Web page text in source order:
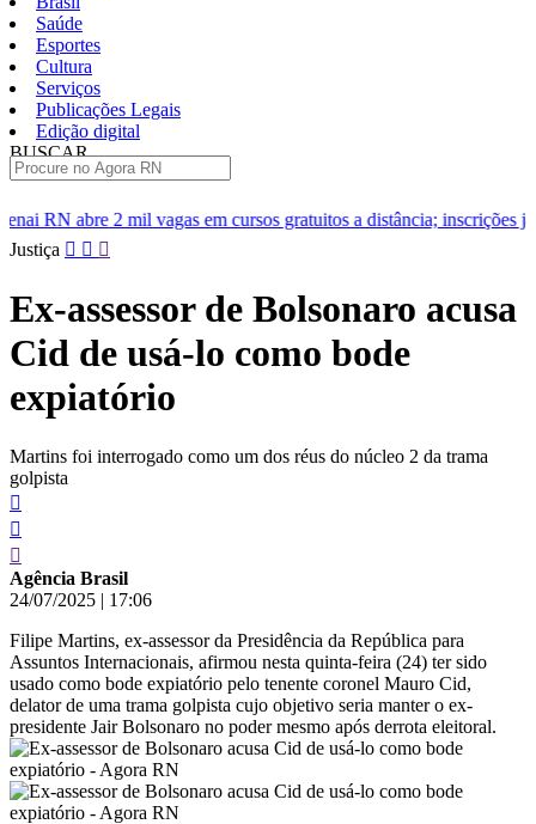
Saúde
Esportes
Cultura
Serviços
Publicações Legais
Edição digital
BUSCAR
em cursos gratuitos a distância; inscrições já estão abertas
Pular
conteúdo
Justiça
Ex-assessor de Bolsonaro acusa
Cid de usá-lo como bode
expiatório
Martins foi interrogado como um dos réus do núcleo 2 da trama
golpista
Agência Brasil
24/07/2025 | 17:06
Filipe Martins, ex-assessor da Presidência da República para
Assuntos Internacionais, afirmou nesta quinta-feira (24) ter sido
usado como bode expiatório pelo tenente coronel Mauro Cid,
delator de uma trama golpista cujo objetivo seria manter o ex-
presidente Jair Bolsonaro no poder mesmo após derrota eleitoral.